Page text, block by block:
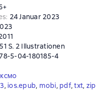
: 24 Januar 2023
S. 2 Illustrationen
5-04-180185-4
, ios.epub, mobi, pdf, txt, zip